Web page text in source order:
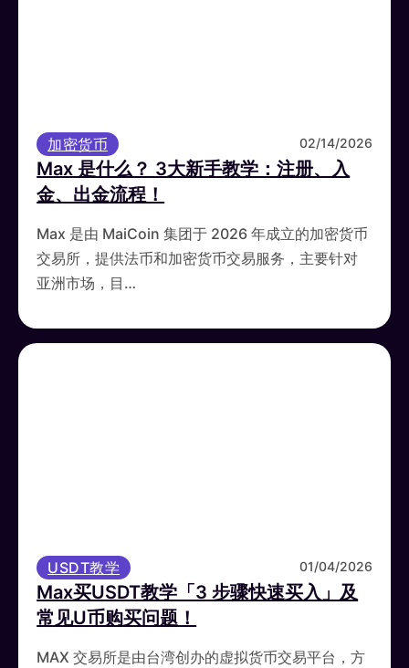
加密货币 02/14/2026
Max 是什么？ 3大新手教学：注册、入
金、出金流程！
Max 是由 MaiCoin 集团于 2026 年成立的加密货币
交易所，提供法币和加密货币交易服务，主要针对
亚洲市场，目…
USDT教学 01/04/2026
Max买USDT教学「3 步骤快速买入」及
常见U币购买问题！
MAX 交易所是由台湾创办的虚拟货币交易平台，方